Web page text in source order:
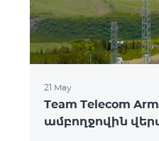
21 May
Team Telecom
ամբողջովին